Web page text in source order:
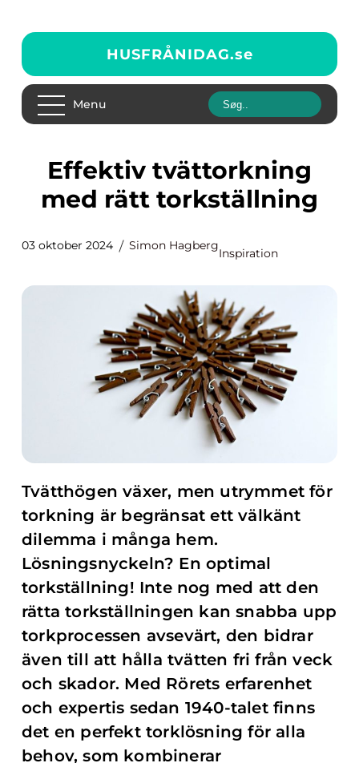
HUSFRÅNIDAG.se
Menu
Effektiv tvättorkning
med rätt torkställning
03 oktober 2024 Simon Hagberg
Inspiration
Tvätthögen växer, men utrymmet för
torkning är begränsat ett välkänt
dilemma i många hem.
Lösningsnyckeln? En optimal
torkställning! Inte nog med att den
rätta torkställningen kan snabba upp
torkprocessen avsevärt, den bidrar
även till att hålla tvätten fri från veck
och skador. Med Rörets erfarenhet
och expertis sedan 1940-talet finns
det en perfekt torklösning för alla
behov, som kombinerar